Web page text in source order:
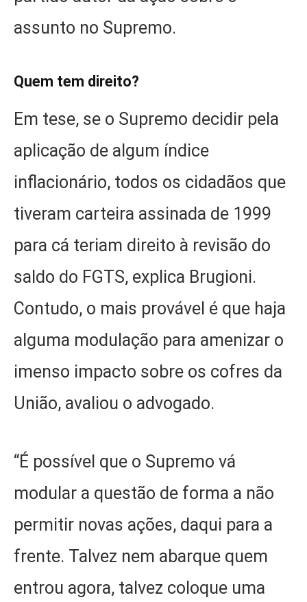
assunto no Supremo.
Quem tem direito?
Em tese, se o Supremo decidir pela
aplicação de algum índice
inflacionário, todos os cidadãos que
tiveram carteira assinada de 1999
para cá teriam direito à revisão do
saldo do FGTS, explica Brugioni.
Contudo, o mais provável é que haja
alguma modulação para amenizar o
imenso impacto sobre os cofres da
União, avaliou o advogado.
“É possível que o Supremo vá
modular a questão de forma a não
permitir novas ações, daqui para a
frente. Talvez nem abarque quem
entrou agora, talvez coloque uma